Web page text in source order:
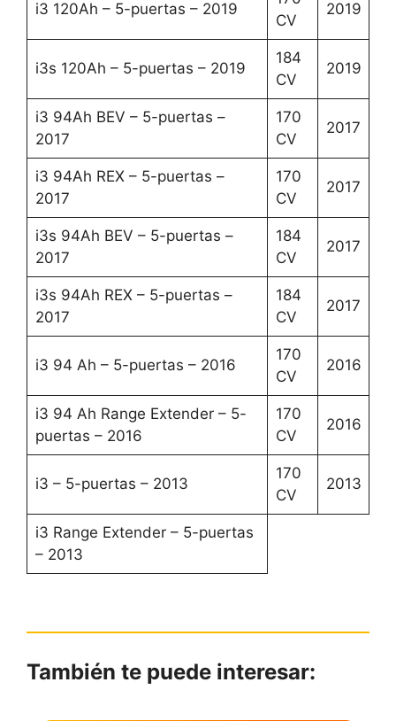
i3 120Ah – 5-puertas – 2019
CV
2019
i3s 120Ah – 5-puertas – 2019
184
CV
2019
i3 94Ah BEV – 5-puertas –
2017
170
CV
2017
i3 94Ah REX – 5-puertas –
2017
170
CV
2017
i3s 94Ah BEV – 5-puertas –
2017
184
CV
2017
i3s 94Ah REX – 5-puertas –
2017
184
CV
2017
i3 94 Ah – 5-puertas – 2016
170
CV
2016
i3 94 Ah Range Extender – 5-
puertas – 2016
170
CV
2016
i3 – 5-puertas – 2013
170
CV
2013
i3 Range Extender – 5-puertas
– 2013
También te puede interesar: